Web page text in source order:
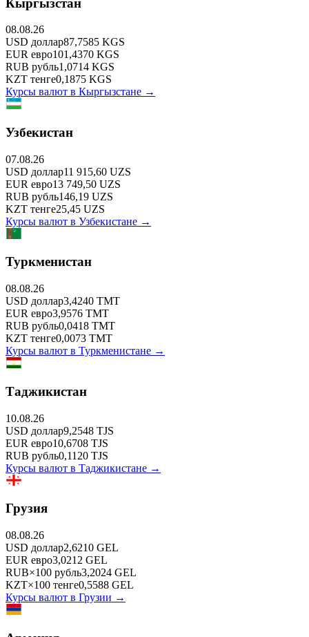
08.08.26
USD доллар87,7585 KGS
EUR евро101,4370 KGS
RUB рубль1,0714 KGS
KZT тенге0,1875 KGS
Курсы валют в Кыргызстане →
Узбекистан
07.08.26
USD доллар11 915,60 UZS
EUR евро13 749,50 UZS
RUB рубль146,19 UZS
KZT тенге25,45 UZS
Курсы валют в Узбекистане →
Туркменистан
08.08.26
USD доллар3,4240 TMT
EUR евро3,9576 TMT
RUB рубль0,0418 TMT
KZT тенге0,0073 TMT
Курсы валют в Туркменистане →
Таджикистан
10.08.26
USD доллар9,2548 TJS
EUR евро10,6708 TJS
RUB рубль0,1120 TJS
Курсы валют в Таджикистане →
Грузия
08.08.26
USD доллар2,6210 GEL
EUR евро3,0212 GEL
RUB×100 рубль3,2024 GEL
KZT×100 тенге0,5588 GEL
Курсы валют в Грузии →